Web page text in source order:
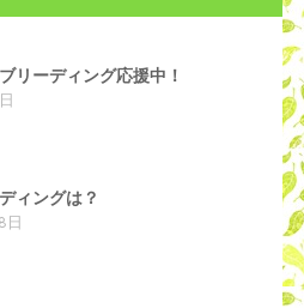
リーディング応援中！
ィングは？
日